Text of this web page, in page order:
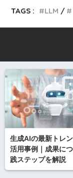
TAGS :
LLM
生成AIの最新トレ
活用事例｜成果に
践ステップを解説